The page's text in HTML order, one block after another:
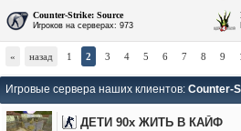
Counter-Strike: Source
Игроков на серверах: 973
« назад 1 2 3 4 5 6 7 8 9
Игровые сервера наших клиентов: Counter-
ДЕТИ 90х ЖИТЬ В КАЙФ